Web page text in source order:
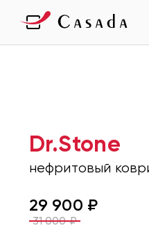
Dr.Stone
нефритовый
29 900 ₽
31 000₽